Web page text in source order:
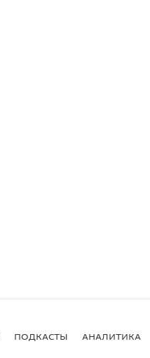
ПОДКАСТЫ АНАЛИТИКА